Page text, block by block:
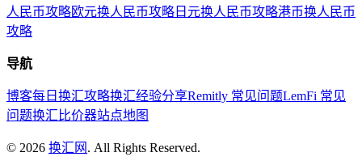
人民币攻略欧元换人民币攻略 日元换人民币攻略港币换人民币
攻略
导航
博客每日换汇攻略换汇经验分享Remitly 常见问题LemFi 常见
问题换汇比价器站点地图
© 2026 换汇网 . All Rights Reserved.